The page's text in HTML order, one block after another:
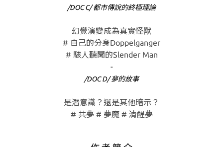
/DOC C/ 都市傳說的終極理論
幻覺演變成為真實怪獸
# 自己的分身Doppelganger
# 駭人聽聞的Slender Man
-
/DOC D/ 夢的故事
是潛意識？還是其他暗示？
# 共夢 # 夢魔 # 清醒夢